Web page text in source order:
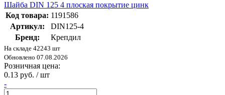
Шайба DIN 125 4 плоская покрытие цинк
Код товара: 1191586
Артикул:
DIN125-4
Бренд:
Крепдил
На складе 42243 шт
Обновлено 07.08.2026
Розничная цена:
0.13 руб. / шт
-